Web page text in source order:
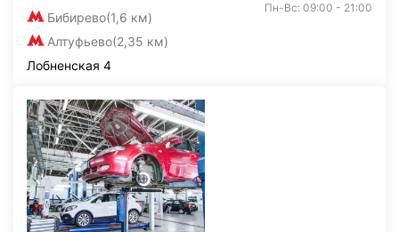
Бибирево(1,6 км)
Алтуфьево(2,35 км)
Пн-Вс: 09:00 - 21:00
Лобненская 4